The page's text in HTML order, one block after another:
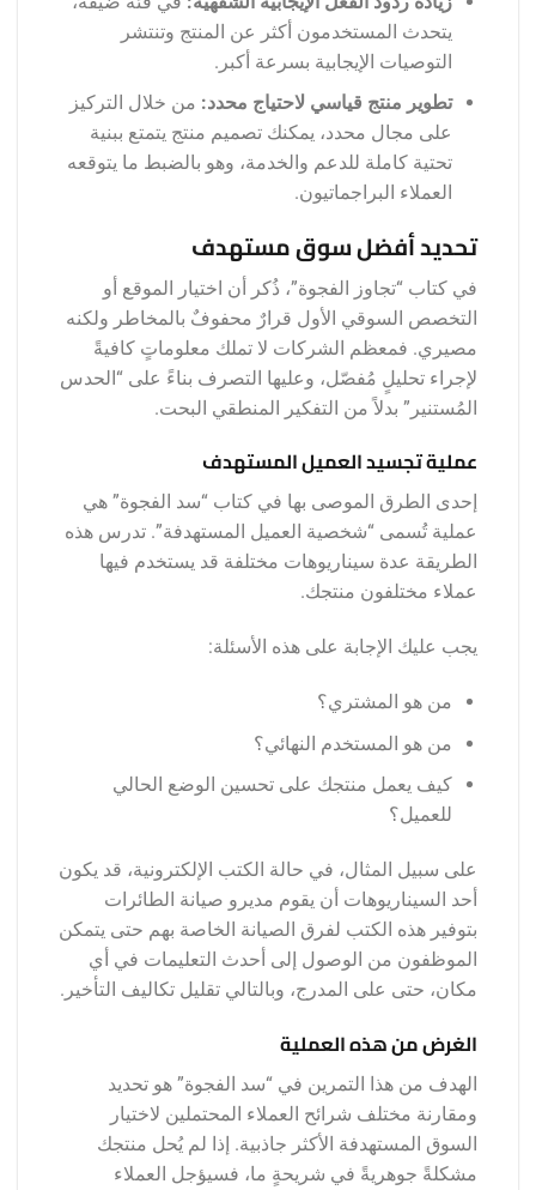
يتحدث المستخدمون أكثر عن المنتج وتنتشر
التوصيات الإيجابية بسرعة أكبر.
تطوير منتج قياسي لاحتياج محدد: من خلال التركيز
على مجال محدد، يمكنك تصميم منتج يتمتع ببنية
تحتية كاملة للدعم والخدمة، وهو بالضبط ما يتوقعه
العملاء البراجماتيون.
تحديد أفضل سوق مستهدف
في كتاب “تجاوز الفجوة”، ذُكر أن اختيار الموقع أو
التخصص السوقي الأول قرارٌ محفوفٌ بالمخاطر ولكنه
مصيري. فمعظم الشركات لا تملك معلوماتٍ كافيةً
لإجراء تحليلٍ مُفصّل، وعليها التصرف بناءً على “الحدس
المُستنير” بدلاً من التفكير المنطقي البحت.
عملية تجسيد العميل المستهدف
إحدى الطرق الموصى بها في كتاب “سد الفجوة” هي
عملية تُسمى “شخصية العميل المستهدفة”. تدرس هذه
الطريقة عدة سيناريوهات مختلفة قد يستخدم فيها
عملاء مختلفون منتجك.
يجب عليك الإجابة على هذه الأسئلة:
من هو المشتري؟
من هو المستخدم النهائي؟
كيف يعمل منتجك على تحسين الوضع الحالي
للعميل؟
على سبيل المثال، في حالة الكتب الإلكترونية، قد يكون
أحد السيناريوهات أن يقوم مديرو صيانة الطائرات
بتوفير هذه الكتب لفرق الصيانة الخاصة بهم حتى يتمكن
الموظفون من الوصول إلى أحدث التعليمات في أي
مكان، حتى على المدرج، وبالتالي تقليل تكاليف التأخير.
الغرض من هذه العملية
الهدف من هذا التمرين في “سد الفجوة” هو تحديد
ومقارنة مختلف شرائح العملاء المحتملين لاختيار
السوق المستهدفة الأكثر جاذبية. إذا لم يُحل منتجك
مشكلةً جوهريةً في شريحةٍ ما، فسيؤجل العملاء